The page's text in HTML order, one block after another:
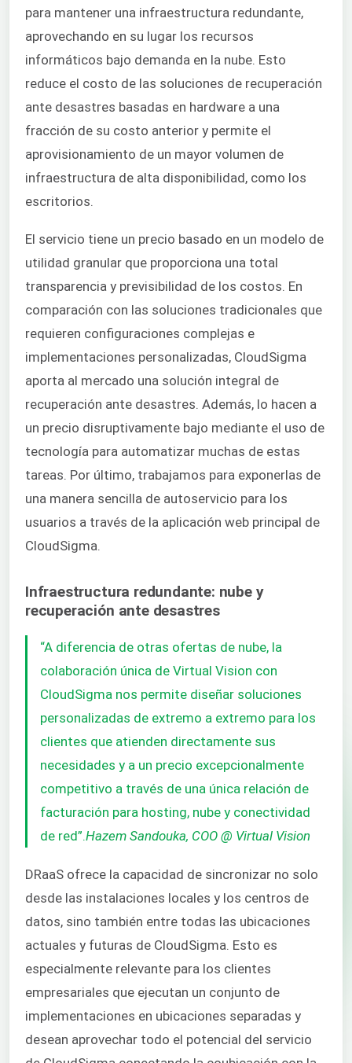
para mantener una infraestructura redundante,
aprovechando en su lugar los recursos
informáticos bajo demanda en la nube. Esto
reduce el costo de las soluciones de recuperación
ante desastres basadas en hardware a una
fracción de su costo anterior y permite el
aprovisionamiento de un mayor volumen de
infraestructura de alta disponibilidad, como los
escritorios.
El servicio tiene un precio basado en un modelo de
utilidad granular que proporciona una total
transparencia y previsibilidad de los costos. En
comparación con las soluciones tradicionales que
requieren configuraciones complejas e
implementaciones personalizadas, CloudSigma
aporta al mercado una solución integral de
recuperación ante desastres. Además, lo hacen a
un precio disruptivamente bajo mediante el uso de
tecnología para automatizar muchas de estas
tareas. Por último, trabajamos para exponerlas de
una manera sencilla de autoservicio para los
usuarios a través de la aplicación web principal de
CloudSigma.
Infraestructura redundante: nube y
recuperación ante desastres
“A diferencia de otras ofertas de nube, la
colaboración única de Virtual Vision con
CloudSigma nos permite diseñar soluciones
personalizadas de extremo a extremo para los
clientes que atienden directamente sus
necesidades y a un precio excepcionalmente
competitivo a través de una única relación de
facturación para hosting, nube y conectividad
de red”.Hazem Sandouka, COO @ Virtual Vision
DRaaS ofrece la capacidad de sincronizar no solo
desde las instalaciones locales y los centros de
datos, sino también entre todas las ubicaciones
actuales y futuras de CloudSigma. Esto es
especialmente relevante para los clientes
empresariales que ejecutan un conjunto de
implementaciones en ubicaciones separadas y
desean aprovechar todo el potencial del servicio